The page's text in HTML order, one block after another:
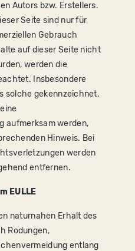
Autors bzw. Erstellers.
Seite sind nur für
Gebrauch
auf dieser Seite nicht
werden die
Insbesondere
solche gekennzeichnet.
aufmerksam werden,
Hinweis. Bei
werden
entfernen.
EULLE
naturnahen Erhalt des
Rodungen,
entlang